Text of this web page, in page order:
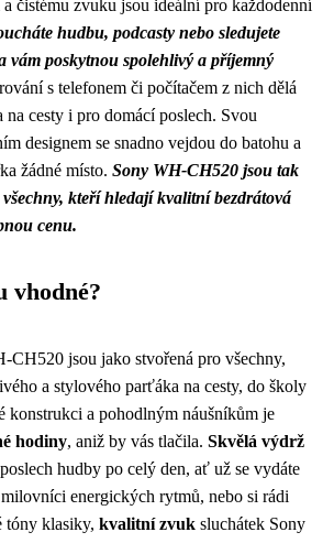
čistému zvuku jsou ideální pro každodenní
hudbu, podcasty nebo sledujete
vám poskytnou spolehlivý a příjemný
s telefonem či počítačem z nich dělá
na cesty i pro domácí poslech. Svou
designem se snadno vejdou do batohu a
žádné místo. Sony WH-CH520 jsou tak
kteří hledají kvalitní bezdrátová
cenu.
vhodné?
CH520 jsou jako stvořená pro všechny,
a stylového parťáka na cesty, do školy
konstrukci a pohodlným náušníkům je
hodiny, aniž by vás tlačila. Skvělá výdrž
hudby po celý den, ať už se vydáte
energických rytmů, nebo si rádi
tóny klasiky, kvalitní zvuk sluchátek Sony